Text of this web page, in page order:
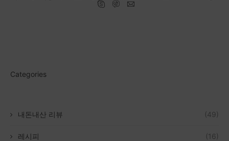
Categories
내돈내산 리뷰 (49)
레시피 (16)